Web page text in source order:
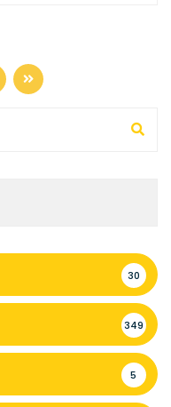
30
349
5